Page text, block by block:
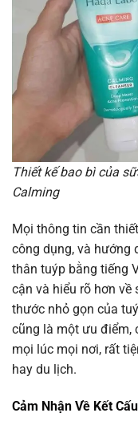
Thiết kế bao bì của
Calming
Mọi thông tin cần
công dụng, và hướng
thân tuýp bằng tiếng
cận và hiểu rõ hơn
thước nhỏ gọn của
cũng là một ưu điểm,
mọi lúc mọi nơi, rất
hay du lịch.
Cảm Nhận Về Kết